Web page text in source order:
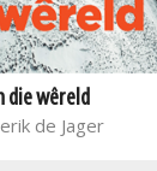
die wêreld
de Jager